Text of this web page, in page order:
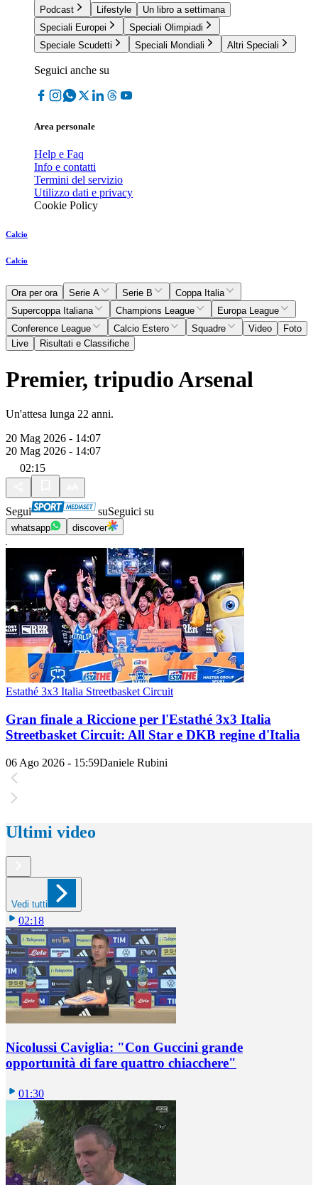
Podcast
Lifestyle
Un libro a settimana
Speciali Europei
Speciali Olimpiadi
Speciale Scudetti
Speciali Mondiali Altri Speciali
Seguici anche su
Area personale
Help e Faq
Info e contatti
Termini del servizio
Utilizzo dati e privacy
Cookie Policy
Calcio
Calcio
Ora per ora Serie A Serie B
Coppa Italia
Supercoppa Italiana
Champions League
Europa League
Conference League
Calcio Estero Squadre Video
Foto
Live
Risultati e Classifiche
Premier, tripudio Arsenal
Un'attesa lunga 22 anni.
20 Mag 2026 - 14:07
20 Mag 2026 - 14:07
02:15
Segui suSeguici su
whatsapp discover
Estathé 3x3 Italia Streetbasket Circuit
Gran finale a Riccione per l'Estathé 3x3 Italia
Streetbasket Circuit: All Star e DKB regine d'Italia
06 Ago 2026 - 15:59Daniele Rubini
Ultimi video
Vedi tutti
02:18
Nicolussi Caviglia: "Con Guccini grande
opportunità di fare quattro chiacchere"
01:30